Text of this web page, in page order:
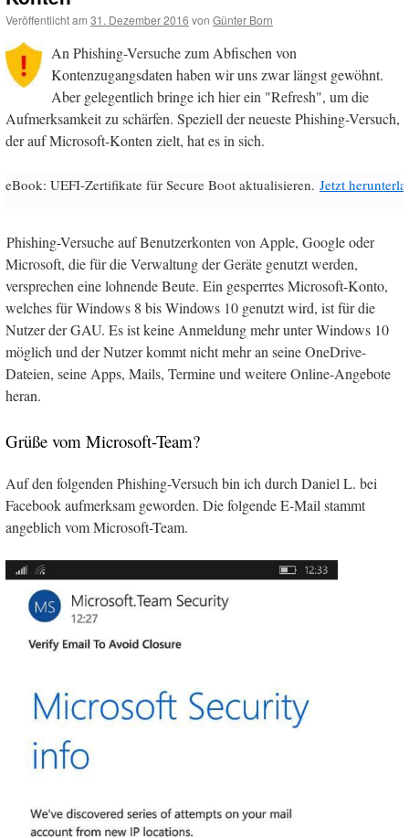
Veröffentlicht am 31. Dezember 2016 von Günter Born
An Phishing-Versuche zum Abfischen von
Kontenzugangsdaten haben wir uns zwar längst gewöhnt.
Aber gelegentlich bringe ich hier ein "Refresh", um die
Aufmerksamkeit zu schärfen. Speziell der neueste Phishing-Versuch,
der auf Microsoft-Konten zielt, hat es in sich.
eBook: UEFI-Zertifikate für Secure Boot aktualisieren. Jetzt
Phishing-Versuche auf Benutzerkonten von Apple, Google oder
Microsoft, die für die Verwaltung der Geräte genutzt werden,
versprechen eine lohnende Beute. Ein gesperrtes Microsoft-Konto,
welches für Windows 8 bis Windows 10 genutzt wird, ist für die
Nutzer der GAU. Es ist keine Anmeldung mehr unter Windows 10
möglich und der Nutzer kommt nicht mehr an seine OneDrive-
Dateien, seine Apps, Mails, Termine und weitere Online-Angebote
heran.
Grüße vom Microsoft-Team?
Auf den folgenden Phishing-Versuch bin ich durch Daniel L. bei
Facebook aufmerksam geworden. Die folgende E-Mail stammt
angeblich vom Microsoft-Team.